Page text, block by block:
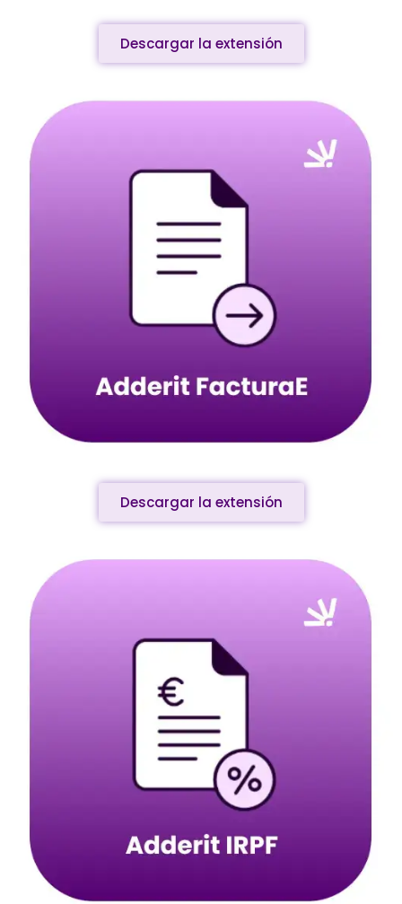
Descargar la extensión
Descargar la extensión